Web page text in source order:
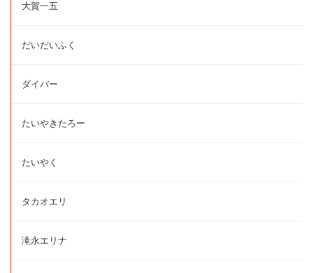
大賀一五
だいだいふく
ダイバー
たいやきたろー
たいやく
タカオエリ
滝永エリナ